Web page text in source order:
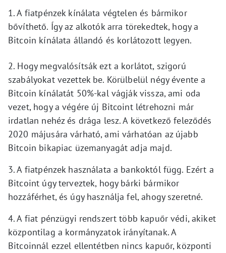
1. A fiatpénzek kínálata végtelen és bármikor
bővíthető. Így az alkotók arra törekedtek, hogy a
Bitcoin kínálata állandó és korlátozott legyen.
2. Hogy megvalósítsák ezt a korlátot, szigorú
szabályokat vezettek be. Körülbelül négy évente a
Bitcoin kínálatát 50%-kal vágják vissza, ami oda
vezet, hogy a végére új Bitcoint létrehozni már
irdatlan nehéz és drága lesz. A következő feleződés
2020 májusára várható, ami várhatóan az újabb
Bitcoin bikapiac üzemanyagát adja majd.
3. A fiatpénzek használata a bankoktól függ. Ezért a
Bitcoint úgy terveztek, hogy bárki bármikor
hozzáférhet, és úgy használja fel, ahogy szeretné.
4. A fiat pénzügyi rendszert több kapuőr védi, akiket
központilag a kormányzatok irányítanak. A
Bitcoinnál ezzel ellentétben nincs kapuőr, központi